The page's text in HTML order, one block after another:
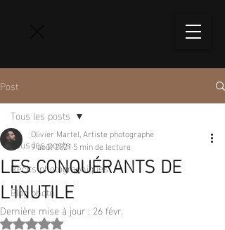
Post
Tous les posts
Récits photographiques
Blog photo
Tous les posts
LES CONQUÉRANTS DE
L'INUTILE
Olivier Martel, Artiste photographe
9 août 2021 5 min de lecture
Dernière mise à jour : 26 févr.
Noté NaN étoiles sur 5.